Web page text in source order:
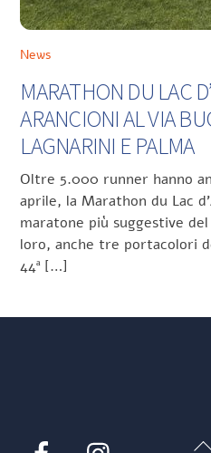
News
MARATHON DU LAC
ARANCIONI AL VIA
LAGNARINI E PALMA
Oltre 5.000 runner hanno
aprile, la Marathon du Lac
maratone più suggestive
loro, anche tre portacolori
44ª […]
Facebook